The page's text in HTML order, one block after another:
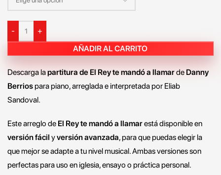
-
+
AÑADIR AL CARRITO
Descarga lapartitura de El Rey te mandó a llamarde Danny
Berriospara piano, arreglada e interpretada por Eliab
Sandoval.
Este arreglo de El Rey te mandó a llamarestá disponible en
versión fácil yversión avanzada, para que puedas elegir la
que mejor se adapte a tu nivel musical. Ambas versiones son
perfectas para uso en iglesia, ensayo o práctica personal.